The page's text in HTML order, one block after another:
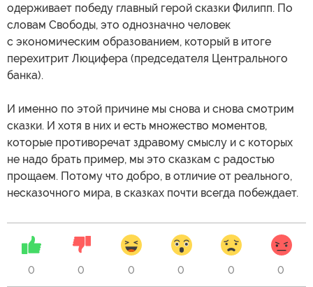
одерживает победу главный герой сказки Филипп. По
словам Свободы, это однозначно человек
с экономическим образованием, который в итоге
перехитрит Люцифера (председателя Центрального
банка).
И именно по этой причине мы снова и снова смотрим
сказки. И хотя в них и есть множество моментов,
которые противоречат здравому смыслу и с которых
не надо брать пример, мы это сказкам с радостью
прощаем. Потому что добро, в отличие от реального,
несказочного мира, в сказках почти всегда побеждает.
0 0 0 0 0 0